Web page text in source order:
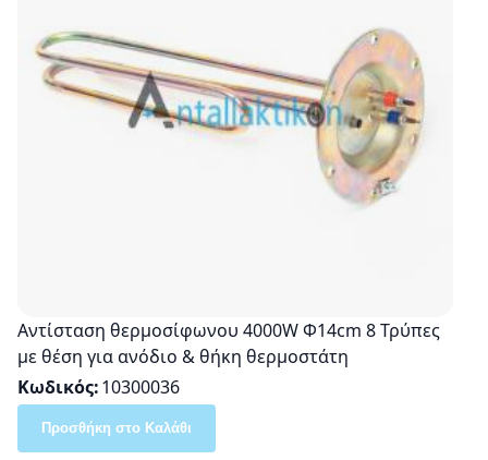
Αντίσταση θερμοσίφωνου 4000W Φ14cm 8 Τρύπες
με θέση για ανόδιο & θήκη θερμοστάτη
Κωδικός 10300036
Προσθήκη στο Καλάθι